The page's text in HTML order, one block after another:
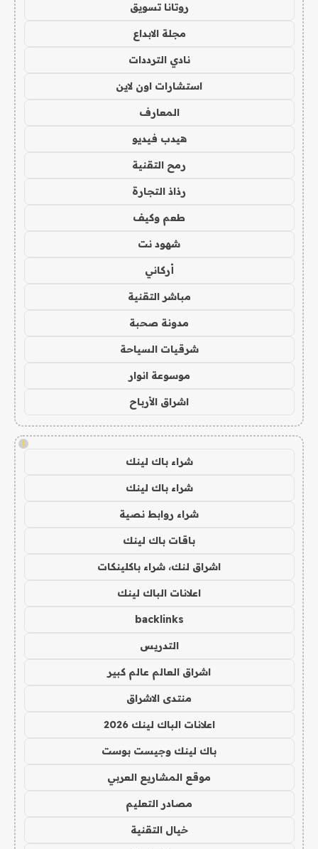
روتانا تسويق
مجلة الابداع
نادي الترددات
استشارات اون لاين
المعارف
هيدب فيديو
رمح التقنية
رذاذ التجارة
طعم وكيف
شهود نت
أركاني
مباشر التقنية
مدونة صحبة
شرقيات السياحة
موسوعة انوار
اشراق الأرباح
!
شراء باك لينك
شراء باك لينك
شراء روابط نصية
باقات باك لينك
اشراق لنك، شراء باكلينكات
اعلانات الباك لينك
backlinks
التدريس
اشراق العالم عالم كبير
منتدى الاشراق
اعلانات الباك لينك 2026
باك لينك وجيست بوست
موقع المشاريع العربي
مصادر التعليم
خيال التقنية